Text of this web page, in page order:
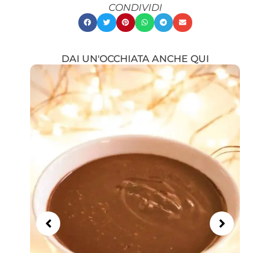
CONDIVIDI
DAI UN'OCCHIATA ANCHE QUI
Showing
Slide
1
of